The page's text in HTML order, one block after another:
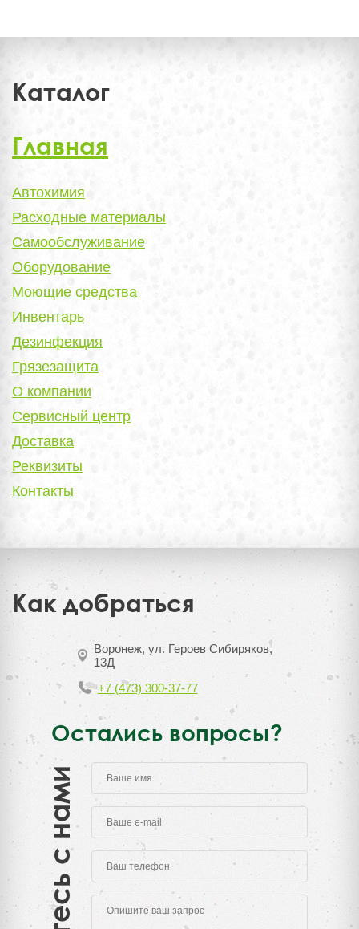
Каталог
Главная
Автохимия
Расходные материалы
Самообслуживание
Оборудование
Моющие средства
Инвентарь
Дезинфекция
Грязезащита
О компании
Сервисный центр
Доставка
Реквизиты
Контакты
Как добраться
Воронеж, ул. Героев Сибиряков,
13Д
+7 (473) 300-37-77
Остались вопросы?